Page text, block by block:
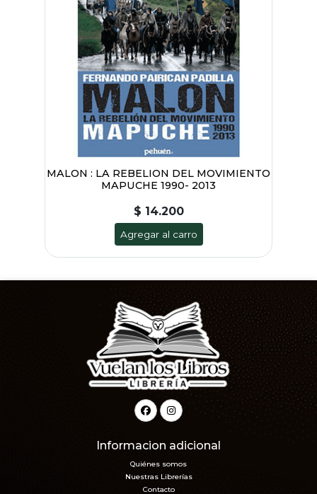
MALON : LA REBELION DEL MOVIMIENTO
MAPUCHE 1990- 2013
$ 14.200
Agregar al carro
Informacion adicional
Quiénes somos
Nuestras Librerías
Contacto